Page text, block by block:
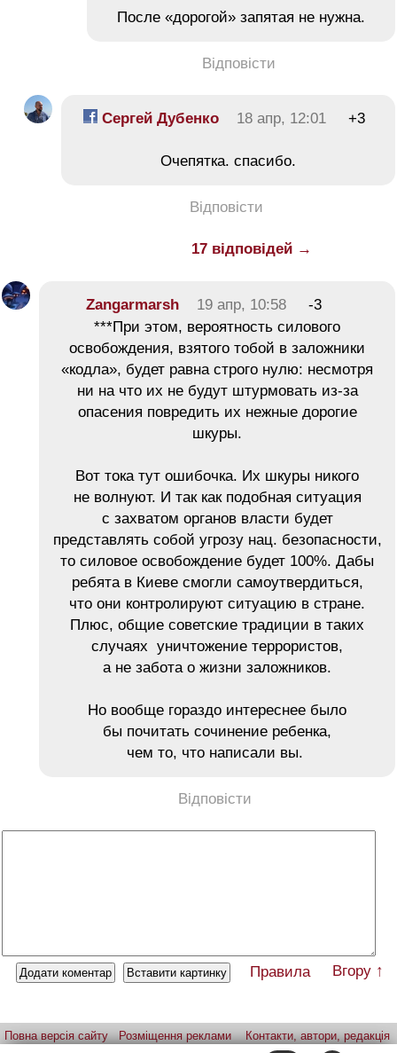
После «дорогой» запятая не нужна.
Відповісти
Сергей Дубенко 18 апр, 12:01 +3
Очепятка. спасибо.
Відповісти
17 відповідей →
Zangarmarsh 19 апр, 10:58
-3
***При этом, вероятность силового
освобождения, взятого тобой в заложники
«кодла», будет равна строго нулю: несмотря
ни на что их не будут штурмовать из-за
опасения повредить их нежные дорогие
шкуры.
Вот тока тут ошибочка. Их шкуры никого
не волнуют. И так как подобная ситуация
с захватом органов власти будет
представлять собой угрозу нац. безопасности,
то силовое освобождение будет 100%. Дабы
ребята в Киеве смогли самоутвердиться,
что они контролируют ситуацию в стране.
Плюс, общие советские традиции в таких
случаях уничтожение террористов,
а не забота о жизни заложников.
Но вообще гораздо интереснее было
бы почитать сочинение ребенка,
чем то, что написали вы.
Відповісти
Правила Вгору ↑
Повна версія сайту Розміщення реклами
Контакти, автори, редакція